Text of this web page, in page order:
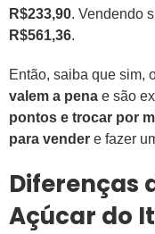
R$233,90. Vendendo
R$561,36.
Então, saiba que sim,
valem a pena e são
pontos e trocar por
para vender e fazer
Diferenças
Açúcar do